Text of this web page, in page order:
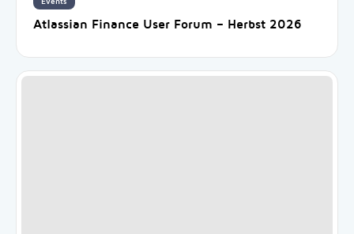
Atlassian Finance User Forum – Herbst 2026